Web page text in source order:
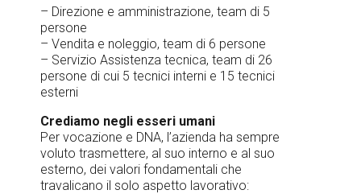
– Direzione e amministrazione, team di 5
persone
– Vendita e noleggio, team di 6 persone
– Servizio Assistenza tecnica, team di 26
persone di cui 5 tecnici interni e 15 tecnici
esterni
Crediamo negli esseri umani
Per vocazione e DNA, l’azienda ha sempre
voluto trasmettere, al suo interno e al suo
esterno, dei valori fondamentali che
travalicano il solo aspetto lavorativo: